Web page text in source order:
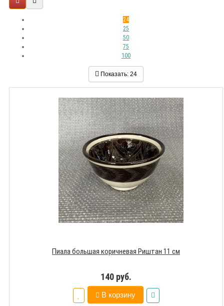
24
25
50
75
100
Показать: 24
Пиала большая коричневая Риштан 11 см
140 руб.
В корзину